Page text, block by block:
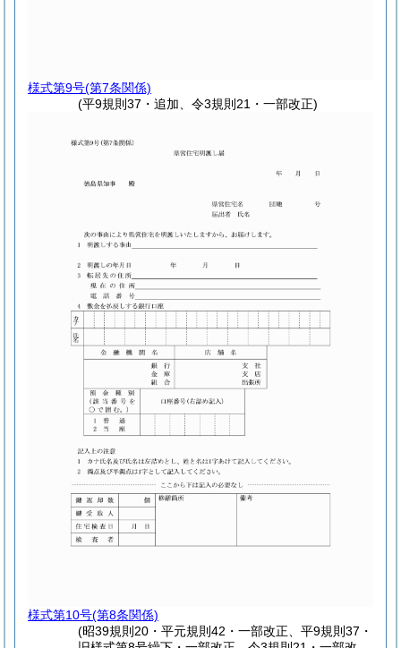
様式第9号(第7条関係)
(平9規則37・追加、令3規則21・一部改正)
様式第10号(第8条関係)
(昭39規則20・平元規則42・一部改正、平9規則37・